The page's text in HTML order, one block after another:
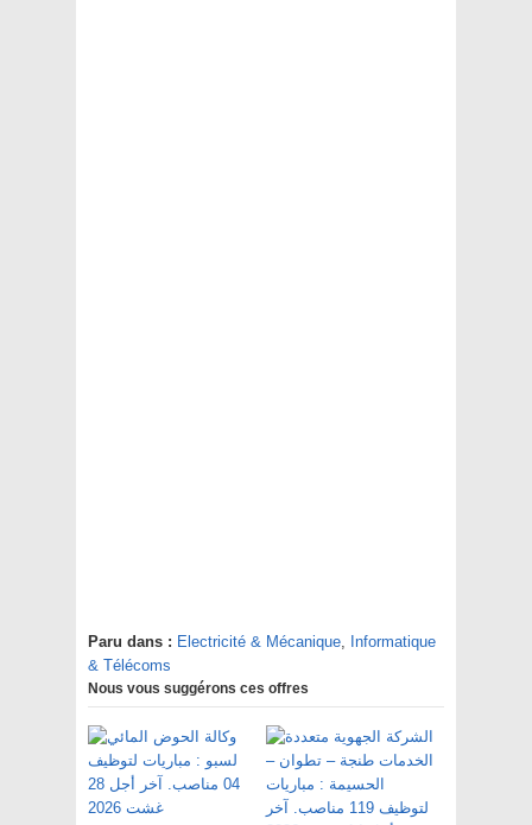
Paru dans : Electricité & Mécanique, Informatique
& Télécoms
Nous vous suggérons ces offres